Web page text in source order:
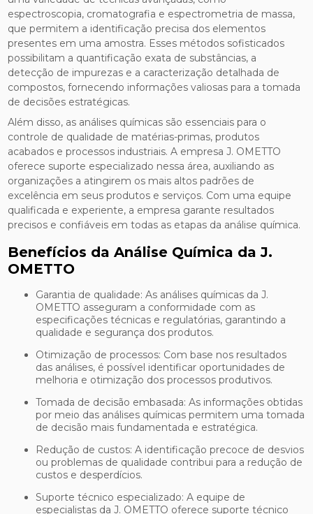
espectroscopia, cromatografia e espectrometria de massa,
que permitem a identificação precisa dos elementos
presentes em uma amostra. Esses métodos sofisticados
possibilitam a quantificação exata de substâncias, a
detecção de impurezas e a caracterização detalhada de
compostos, fornecendo informações valiosas para a tomada
de decisões estratégicas.
Além disso, as análises químicas são essenciais para o
controle de qualidade de matérias-primas, produtos
acabados e processos industriais. A empresa J. OMETTO
oferece suporte especializado nessa área, auxiliando as
organizações a atingirem os mais altos padrões de
excelência em seus produtos e serviços. Com uma equipe
qualificada e experiente, a empresa garante resultados
precisos e confiáveis em todas as etapas da análise química.
Benefícios da Análise Química da J.
OMETTO
Garantia de qualidade: As análises químicas da J.
OMETTO asseguram a conformidade com as
especificações técnicas e regulatórias, garantindo a
qualidade e segurança dos produtos.
Otimização de processos: Com base nos resultados
das análises, é possível identificar oportunidades de
melhoria e otimização dos processos produtivos.
Tomada de decisão embasada: As informações obtidas
por meio das análises químicas permitem uma tomada
de decisão mais fundamentada e estratégica.
Redução de custos: A identificação precoce de desvios
ou problemas de qualidade contribui para a redução de
custos e desperdícios.
Suporte técnico especializado: A equipe de
especialistas da J. OMETTO oferece suporte técnico